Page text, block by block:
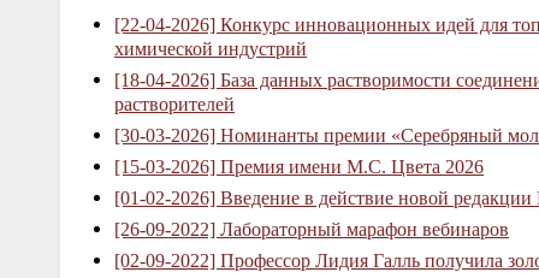
[22-04-2026] Конкурс инновационных идей для
химической индустрий
[18-04-2026] База данных растворимости
растворителей
[30-03-2026] Номинанты премии «Серебряный
[15-03-2026] Премия имени М.С. Цвета 2026
[01-02-2026] Введение в действие новой
[26-09-2022] Лабораторный марафон вебинаров
[02-09-2022] Профессор Лидия Галль получила